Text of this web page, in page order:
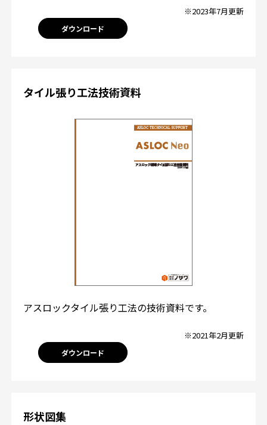
※2023年7月更新
ダウンロード
タイル張り工法技術資料
アスロックタイル張り工法の技術資料です。
※2021年2月更新
ダウンロード
形状図集